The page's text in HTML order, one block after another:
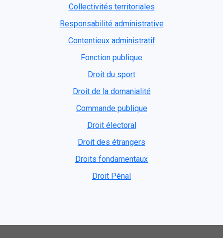
Collectivités territoriales
Responsabilité administrative
Contentieux administratif
Fonction publique
Droit du sport
Droit de la domanialité
Commande publique
Droit électoral
Droit des étrangers
Droits fondamentaux
Droit Pénal